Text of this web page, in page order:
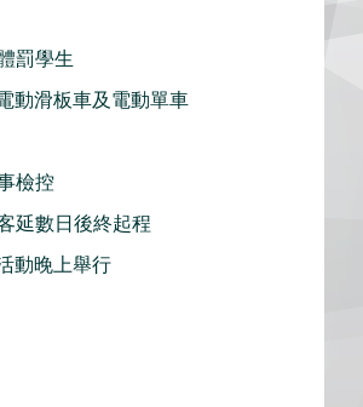
罰學生
動滑板車及電動單車
檢控
延數日後終起程
動晚上舉行